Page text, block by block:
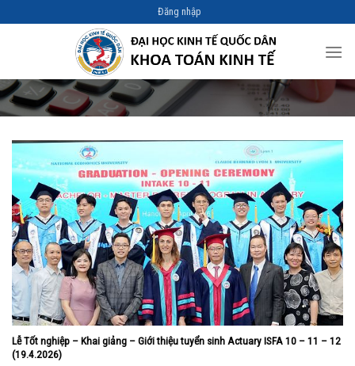
to
Đăng nhập
Lễ Tốt nghiệp – Khai giảng – Giới thiệu tuyển sinh Actuary ISFA 10 – 11 – 12
(19.4.2026)